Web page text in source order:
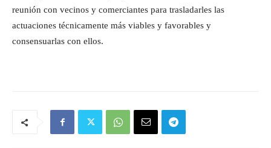
reunión con vecinos y comerciantes para trasladarles las
actuaciones técnicamente más viables y favorables y
consensuarlas con ellos.